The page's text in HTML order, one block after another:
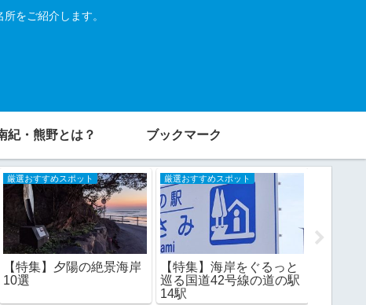
をご紹介します。
紀・熊野とは？ ブックマーク
厳選おすすめスポット
【特集】夕陽の絶景海岸
10選
厳選おすすめスポット
【特集】海岸をぐるっと
巡る国道42号線の道の駅
14駅